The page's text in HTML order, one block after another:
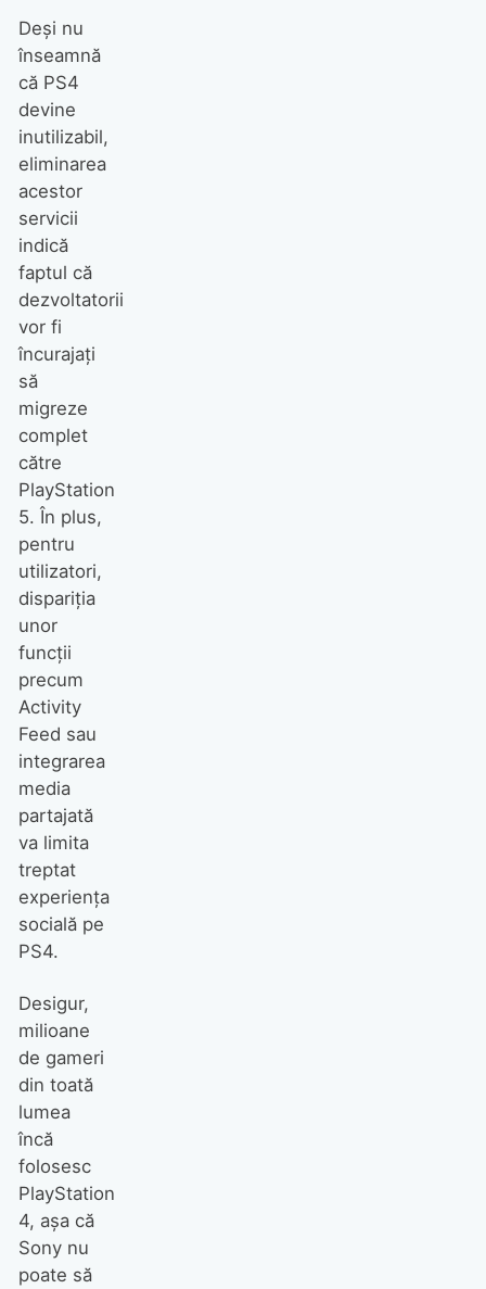
Deși nu
înseamnă
că PS4
devine
inutilizabil,
eliminarea
acestor
servicii
indică
faptul că
dezvoltatorii
vor fi
încurajați
să
migreze
complet
către
PlayStation
5. În plus,
pentru
utilizatori,
dispariția
unor
funcții
precum
Activity
Feed sau
integrarea
media
partajată
va limita
treptat
experiența
socială pe
PS4.
Desigur,
milioane
de gameri
din toată
lumea
încă
folosesc
PlayStation
4, așa că
Sony nu
poate să